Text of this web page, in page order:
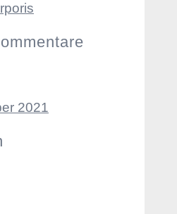
2021